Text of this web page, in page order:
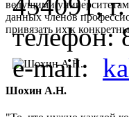
ведущими
данных членов
привязать их к
Шохин А.Н.
454091,
телефон:
e-mail: